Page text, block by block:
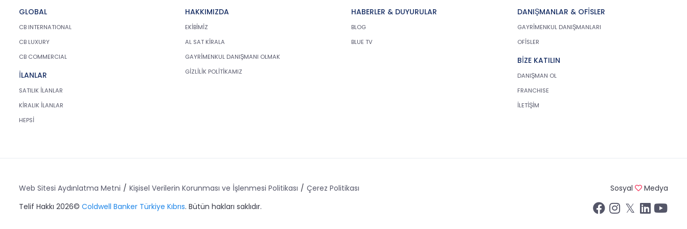
mevzuatta öngörülen genel ilke
ve hükümlere uygun olarak
işlenecektir. Bu kapsamda, CB
Pazarlama ve Danışmanlık
Hizmetleri A.Ş.; KVKK ile ilgili
uluslararası ve ulusal mevzuata
uygun olarak kişisel verilerin
işlenmesinde aşağıda sıralanan
CB Gayrimenkul Franchising
Pazarlama ve Danışmanlık
GLOBAL
CB INTERNATIONAL
CB LUXURY
CB COMMERCIAL
İLANLAR
SATILIK İLANLAR
KİRALIK İLANLAR
HEPSİ
HAKKIMIZDA
EKİBİMİZ
AL SAT KİRALA
GAYRİMENKUL DANIŞMANI OLMAK
GİZLİLİK POLİTİKAMIZ
HABERLER & DUYURULAR
BLOG
BLUE TV
DANIŞMANLAR & OFİSLER
GAYRİMENKUL DANIŞMANLARI
OFİSLER
BİZE KATILIN
DANIŞMAN OL
FRANCHISE
İLETİŞİM
Web Sitesi Aydınlatma Metni Kişisel Verilerin Korunması ve İşlenmesi Politikası
Çerez Politikası
Telif Hakkı 2026© Coldwell Banker Türkiye Kıbrıs. Bütün hakları saklıdır.
Sosyal Medya